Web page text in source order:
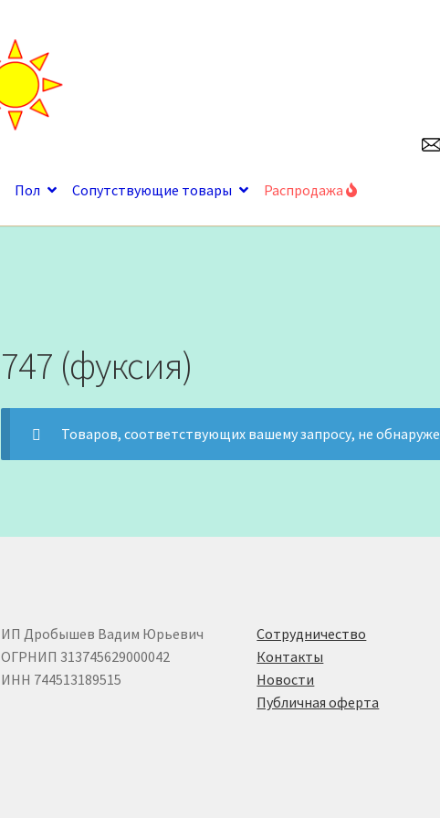
Пол Сопутствующие товары Распродажа
747 (фуксия)
Товаров, соответствующих вашему запросу, не
ИП Дробышев Вадим Юрьевич
ОГРНИП 313745629000042
ИНН 744513189515
Сотрудничество
Контакты
Новости
Публичная оферта